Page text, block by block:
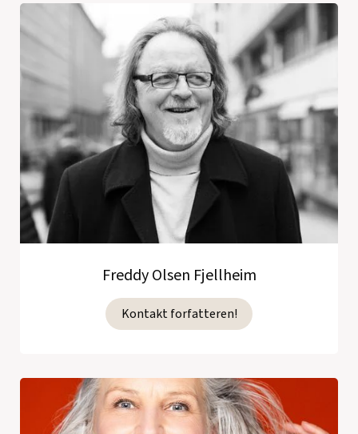
Freddy Olsen Fjellheim
Kontakt forfatteren!